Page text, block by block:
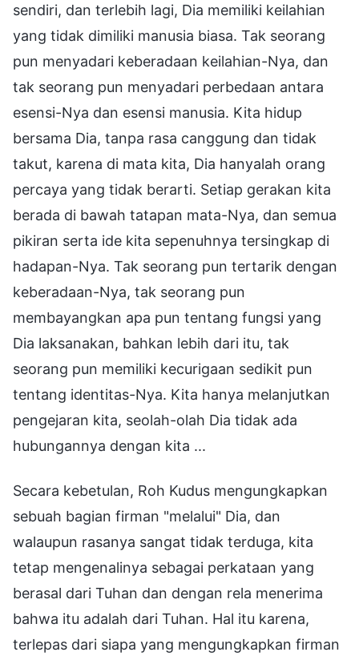
sendiri, dan terlebih lagi, Dia memiliki keilahian
yang tidak dimiliki manusia biasa. Tak seorang
pun menyadari keberadaan keilahian-Nya, dan
tak seorang pun menyadari perbedaan antara
esensi-Nya dan esensi manusia. Kita hidup
bersama Dia, tanpa rasa canggung dan tidak
takut, karena di mata kita, Dia hanyalah orang
percaya yang tidak berarti. Setiap gerakan kita
berada di bawah tatapan mata-Nya, dan semua
pikiran serta ide kita sepenuhnya tersingkap di
hadapan-Nya. Tak seorang pun tertarik dengan
keberadaan-Nya, tak seorang pun
membayangkan apa pun tentang fungsi yang
Dia laksanakan, bahkan lebih dari itu, tak
seorang pun memiliki kecurigaan sedikit pun
tentang identitas-Nya. Kita hanya melanjutkan
pengejaran kita, seolah-olah Dia tidak ada
hubungannya dengan kita ...
Secara kebetulan, Roh Kudus mengungkapkan
sebuah bagian firman "melalui" Dia, dan
walaupun rasanya sangat tidak terduga, kita
tetap mengenalinya sebagai perkataan yang
berasal dari Tuhan dan dengan rela menerima
bahwa itu adalah dari Tuhan. Hal itu karena,
terlepas dari siapa yang mengungkapkan firman